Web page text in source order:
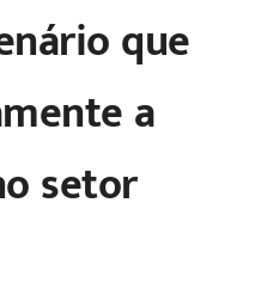
que
a
setor